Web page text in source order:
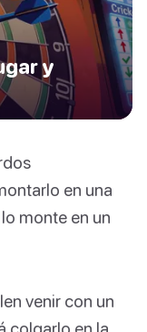
y
en una
monte en un
venir con un